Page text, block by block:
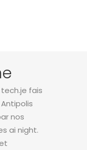
fais
nos
ai night.